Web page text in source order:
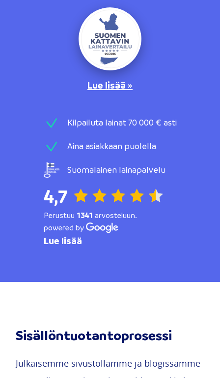
Lue lisää »
Kilpailuta lainat 70 000 € asti
Aina asiakkaan puolella
Suomalainen lainapalvelu
4,7
Perustuu 1341 arvosteluun.
powered by
Lue lisää
Sisällöntuotantoprosessi
Julkaisemme sivustollamme ja blogissamme